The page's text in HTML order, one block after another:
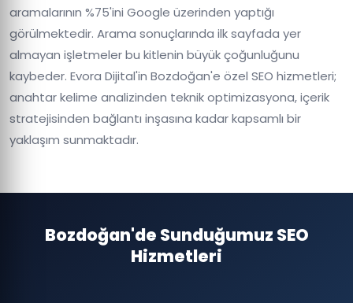
aramalarının %75'ini Google üzerinden yaptığı
görülmektedir. Arama sonuçlarında ilk sayfada yer
almayan işletmeler bu kitlenin büyük çoğunluğunu
kaybeder. Evora Dijital'in Bozdoğan'e özel SEO hizmetleri;
anahtar kelime analizinden teknik optimizasyona, içerik
stratejisinden bağlantı inşasına kadar kapsamlı bir
yaklaşım sunmaktadır.
Bozdoğan'de Sunduğumuz SEO
Hizmetleri